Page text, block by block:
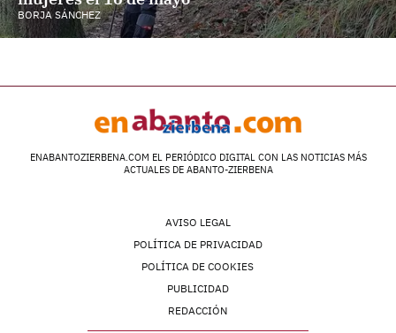
BORJA SÁNCHEZ
ENABANTOZIERBENA.COM EL PERIÓDICO DIGITAL CON LAS NOTICIAS MÁS
ACTUALES DE ABANTO-ZIERBENA
AVISO LEGAL
POLÍTICA DE PRIVACIDAD
POLÍTICA DE COOKIES
PUBLICIDAD
REDACCIÓN